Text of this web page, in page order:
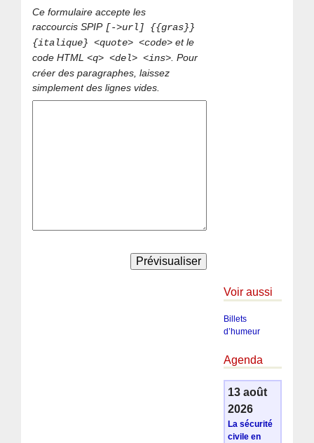
Ce formulaire accepte les
raccourcis SPIP [->url] {{gras}}
{italique} <quote> <code> et le
code HTML<q> <del> <ins> . Pour
créer des paragraphes, laissez
simplement des lignes vides.
Voir aussi
Billets
d’humeur
Agenda
13 août
2026
La sécurité
civile en